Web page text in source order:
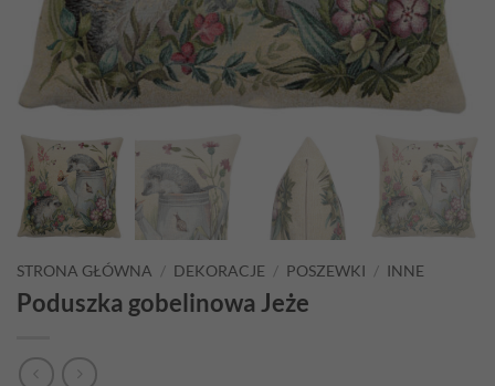
STRONA GŁÓWNA / DEKORACJE / POSZEWKI / INNE
Poduszka gobelinowa Jeże